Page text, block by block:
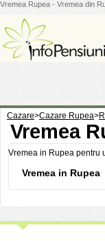
Vremea Rupea - Vremea din
Cazare>Cazare Rupea>
Vremea
Vremea in Rupea pentru
Vremea in Rupea